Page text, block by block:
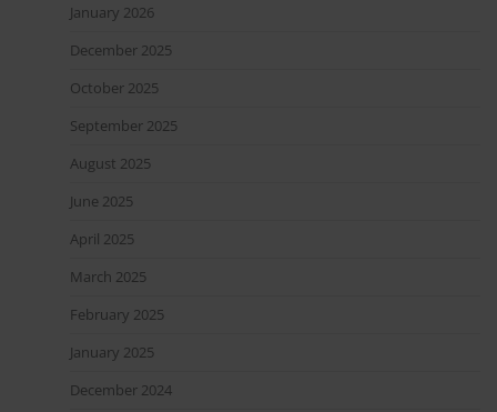
January 2026
December 2025
October 2025
September 2025
August 2025
June 2025
April 2025
March 2025
February 2025
January 2025
December 2024